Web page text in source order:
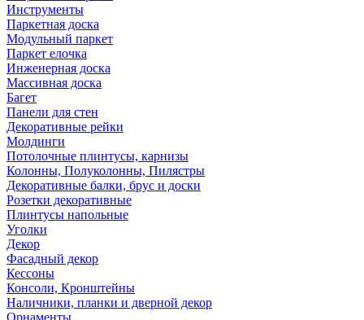
Инструменты
Паркетная доска
Модульный паркет
Паркет елочка
Инженерная доска
Массивная доска
Багет
Панели для стен
Декоративные рейки
Молдинги
Потолочные плинтусы, карнизы
Колонны, Полуколонны, Пилястры
Декоративные балки, брус и доски
Розетки декоративные
Плинтусы напольные
Уголки
Декор
Фасадный декор
Кессоны
Консоли, Кронштейны
Наличники, планки и дверной декор
Орнаменты